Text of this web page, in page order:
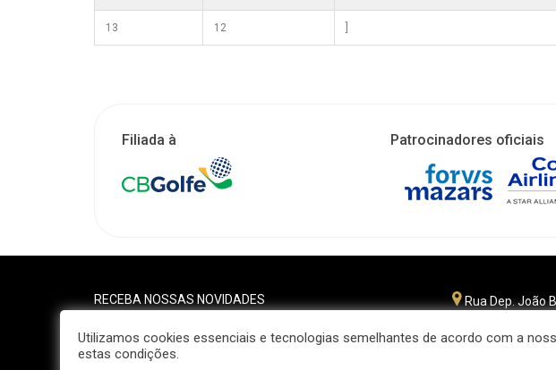
13 12
Filiada à Patrocinadores oficiais
RECEBA NOSSAS NOVIDADES
Rua Dep. João
CEP 04071 - 045
Utilizamos cookies essenciais e tecnologias semelhantes de acordo com a
estas condições.